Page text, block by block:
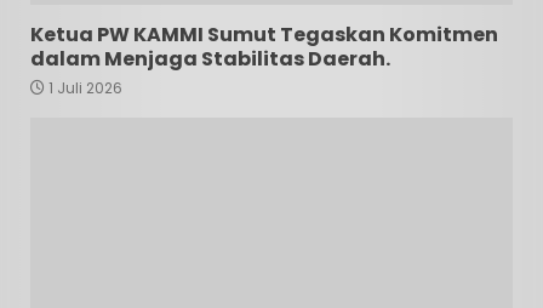
Ketua PW KAMMI Sumut Tegaskan Komitmen
dalam Menjaga Stabilitas Daerah.
1 Juli 2026